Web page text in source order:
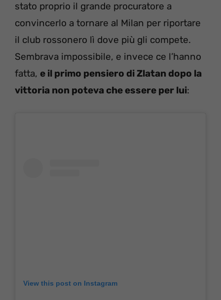
stato proprio il grande procuratore a
convincerlo a tornare al Milan per riportare
il club rossonero lì dove più gli compete.
Sembrava impossibile, e invece ce l’hanno
fatta, e il primo pensiero di Zlatan dopo la
vittoria non poteva che essere per lui:
View this post on Instagram